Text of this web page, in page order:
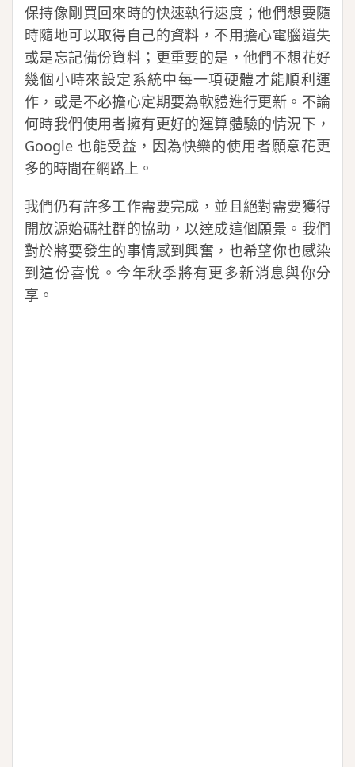
保持像剛買回來時的快速執行速度；他們想要隨
時隨地可以取得自己的資料，不用擔心電腦遺失
或是忘記備份資料；更重要的是，他們不想花好
幾個小時來設定系統中每一項硬體才能順利運
作，或是不必擔心定期要為軟體進行更新。不論
何時我們使用者擁有更好的運算體驗的情況下，
Google 也能受益，因為快樂的使用者願意花更
多的時間在網路上。
我們仍有許多工作需要完成，並且絕對需要獲得
開放源始碼社群的協助，以達成這個願景。我們
對於將要發生的事情感到興奮，也希望你也感染
到這份喜悅。今年秋季將有更多新消息與你分
享。